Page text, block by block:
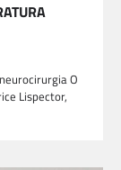
O
Lispector,